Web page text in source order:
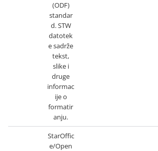
(ODF)
standar
d. STW
datotek
e sadrže
tekst,
slike i
druge
informac
ije o
formatir
anju.
StarOffic
e/Open